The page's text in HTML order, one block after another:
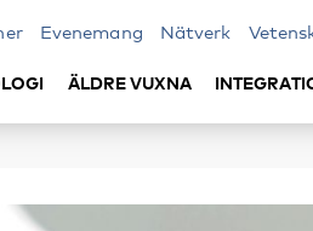
Evenemang Nätverk
ÄLDRE VUXNA